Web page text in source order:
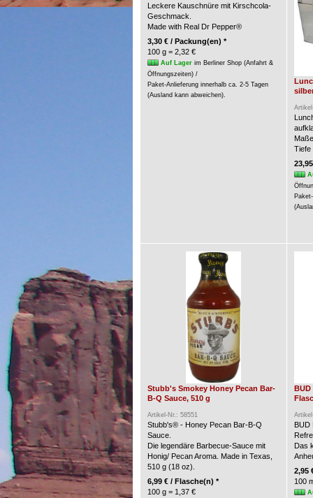
Leckere Kauschnüre mit Kirschcola-
Geschmack.
Made with Real Dr Pepper®
3,30 € / Packung(en) *
100 g = 2,32 €
Auf Lagerim Berliner Shop (Anfahrt &
Öffnungszeiten) /
Paket-Anlieferung innerhalb ca. 2-5 Tagen
(Ausland kann abweichen).
Tiefe
Stubb's Smokey Honey Pecan Bar-
B-Q Sauce, 510 g
Artikel-Nr.: 58551
Stubb's® - Honey Pecan Bar-B-Q
Sauce.
Die legendäre Barbecue-Sauce mit
Honig/ Pecan Aroma. Made in Texas,
510 g (18 oz).
6,99 € / Flasche(n) *
100 g = 1,37 €
BUD
BUD
Das
2,95
100